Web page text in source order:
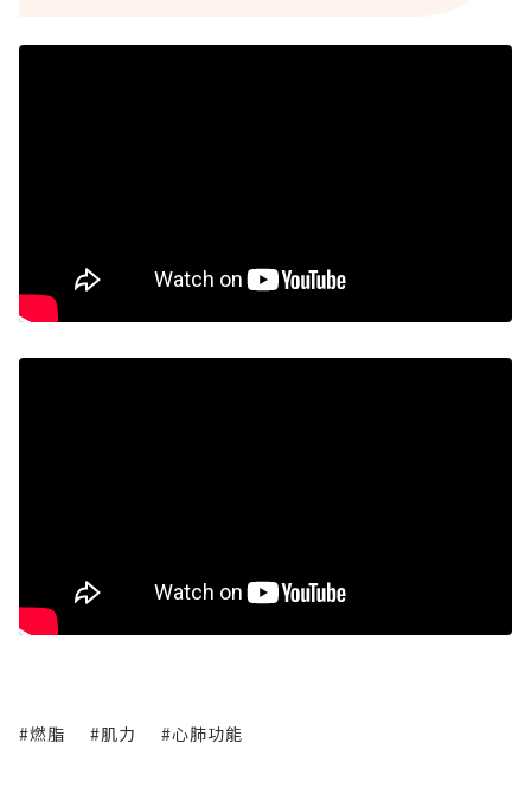
#燃脂 #肌力 #心肺功能